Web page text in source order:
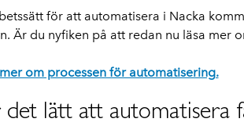
för att automatisera i Nacka
Är du nyfiken på att redan nu läsa mer
om processen för automatisering.
det lätt att automatisera